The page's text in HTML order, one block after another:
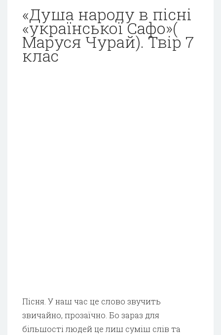
«Душа народу в пісні
«української Сафо»(
Маруся Чурай). Твір 7
клас
Пісня. У наш час це слово звучить
звичайно, прозаїчно. Бо зараз для
більшості людей це лиш суміш слів та